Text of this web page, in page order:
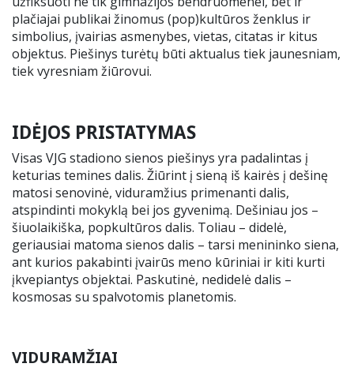
plačiajai publikai žinomus (pop)kultūros ženklus ir
simbolius, įvairias asmenybes, vietas, citatas ir kitus
objektus. Piešinys turėtų būti aktualus tiek jaunesniam,
tiek vyresniam žiūrovui.
IDĖJOS PRISTATYMAS
Visas VJG stadiono sienos piešinys yra padalintas į
keturias temines dalis. Žiūrint į sieną iš kairės į dešinę
matosi senovinė, viduramžius primenanti dalis,
atspindinti mokyklą bei jos gyvenimą. Dešiniau jos –
šiuolaikiška, popkultūros dalis. Toliau – didelė,
geriausiai matoma sienos dalis – tarsi menininko siena,
ant kurios pakabinti įvairūs meno kūriniai ir kiti kurti
įkvepiantys objektai. Paskutinė, nedidelė dalis –
kosmosas su spalvotomis planetomis.
VIDURAMŽIAI